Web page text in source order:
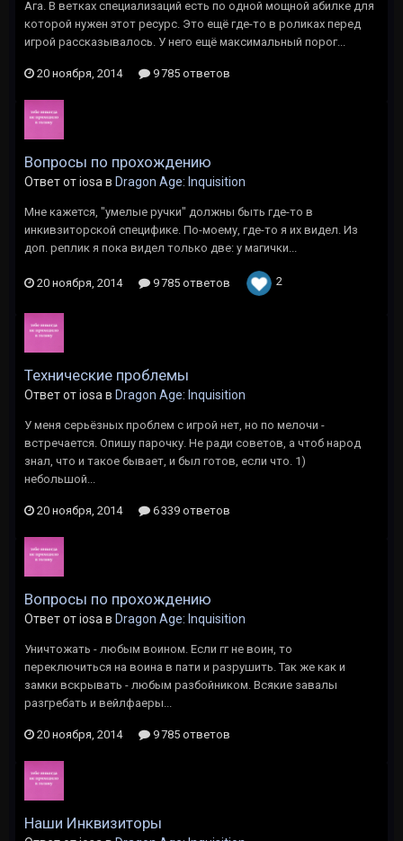
Ага. В ветках специализаций есть по одной мощной абилке для
которой нужен этот ресурс. Это ещё где-то в роликах перед
игрой рассказывалось. У него ещё максимальный порог...
20 ноября, 2014 9 785 ответов
Вопросы по прохождению
Ответ от iosa в Dragon Age: Inquisition
Мне кажется, "умелые ручки" должны быть где-то в
инкивзиторской специфике. По-моему, где-то я их видел. Из
доп. реплик я пока видел только две: у магички...
20 ноября, 2014 9 785 ответов 2
Технические проблемы
Ответ от iosa в Dragon Age: Inquisition
У меня серьёзных проблем с игрой нет, но по мелочи -
встречается. Опишу парочку. Не ради советов, а чтоб народ
знал, что и такое бывает, и был готов, если что. 1)
небольшой...
20 ноября, 2014 6 339 ответов
Вопросы по прохождению
Ответ от iosa в Dragon Age: Inquisition
Уничтожать - любым воином. Если гг не воин, то
переключиться на воина в пати и разрушить. Так же как и
замки вскрывать - любым разбойником. Всякие завалы
разгребать и вейлфаеры...
20 ноября, 2014 9 785 ответов
Наши Инквизиторы